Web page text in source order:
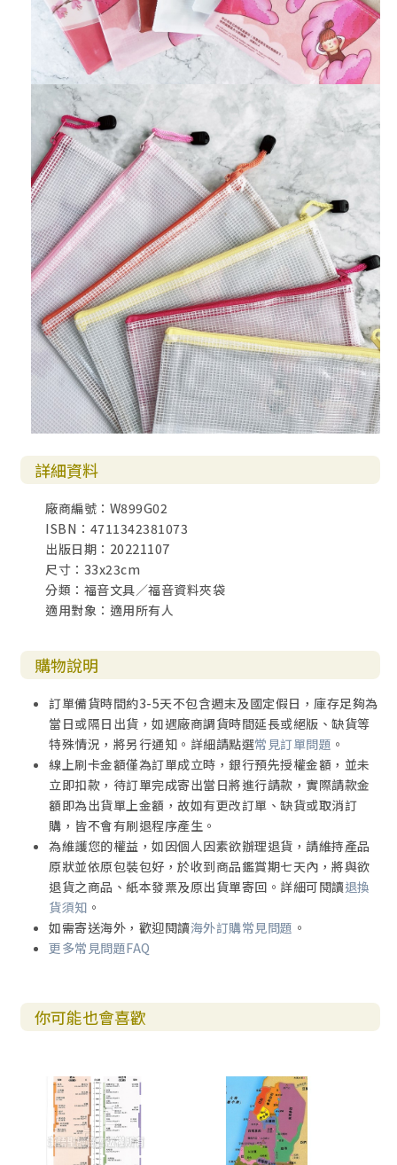
詳細資料
廠商編號：W899G02
ISBN：4711342381073
出版日期：20221107
尺寸：33x23cm
分類：福音文具／福音資料夾袋
適用對象：適用所有人
購物說明
訂單備貨時間約3-5天不包含週末及國定假日，庫存足夠為
當日或隔日出貨，如遇廠商調貨時間延長或絕版、缺貨等
特殊情況，將另行通知。詳細請點選常見訂單問題 。
線上刷卡金額僅為訂單成立時，銀行預先授權金額，並未
立即扣款，待訂單完成寄出當日將進行請款，實際請款金
額即為出貨單上金額，故如有更改訂單、缺貨或取消訂
購，皆不會有刷退程序產生。
為維護您的權益，如因個人因素欲辦理退貨，請維持產品
原狀並依原包裝包好，於收到商品鑑賞期七天內，將與欲
退貨之商品、紙本發票及原出貨單寄回。詳細可閱讀退換
貨須知 。
如需寄送海外，歡迎閱讀海外訂購常見問題 。
更多常見問題FAQ
你可能也會喜歡